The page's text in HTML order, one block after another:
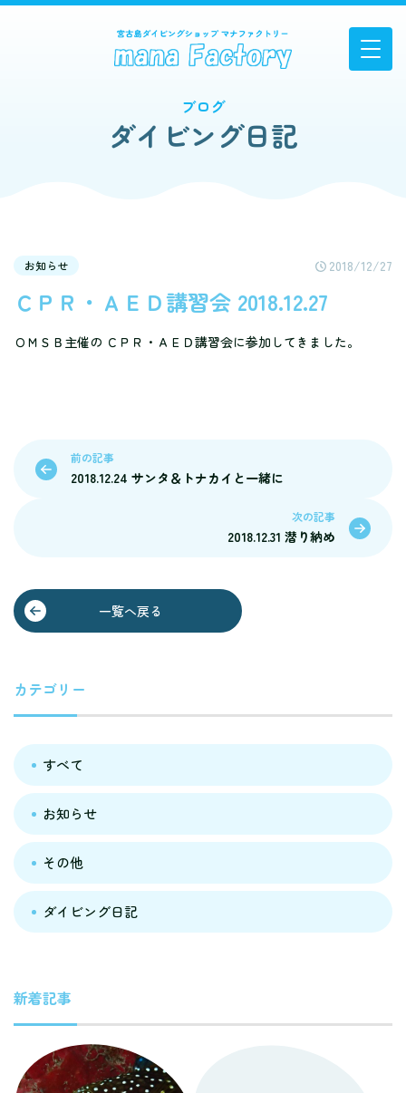
ブログ
ダイビング日記
お知らせ 2018/12/27
ＣＰＲ・ＡＥＤ講習会 2018.12.27
ＯＭＳＢ主催の ＣＰＲ・ＡＥＤ講習会に参加してきました。
前の記事
2018.12.24 サンタ＆トナカイと一緒に
次の記事
2018.12.31 潜り納め
一覧へ戻る
カテゴリー
すべて
お知らせ
その他
ダイビング日記
新着記事